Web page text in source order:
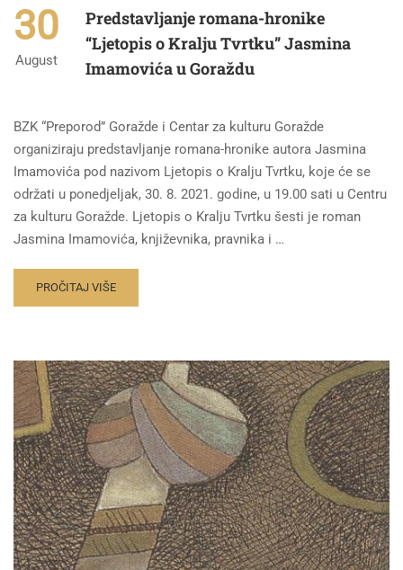
30
August
Predstavljanje romana-hronike
“Ljetopis o Kralju Tvrtku” Jasmina
Imamovića u Goraždu
BZK “Preporod” Goražde i Centar za kulturu Goražde
organiziraju predstavljanje romana-hronike autora Jasmina
Imamovića pod nazivom Ljetopis o Kralju Tvrtku, koje će se
održati u ponedjeljak, 30. 8. 2021. godine, u 19.00 sati u Centru
za kulturu Goražde. Ljetopis o Kralju Tvrtku šesti je roman
Jasmina Imamovića, književnika, pravnika i …
PROČITAJ VIŠE